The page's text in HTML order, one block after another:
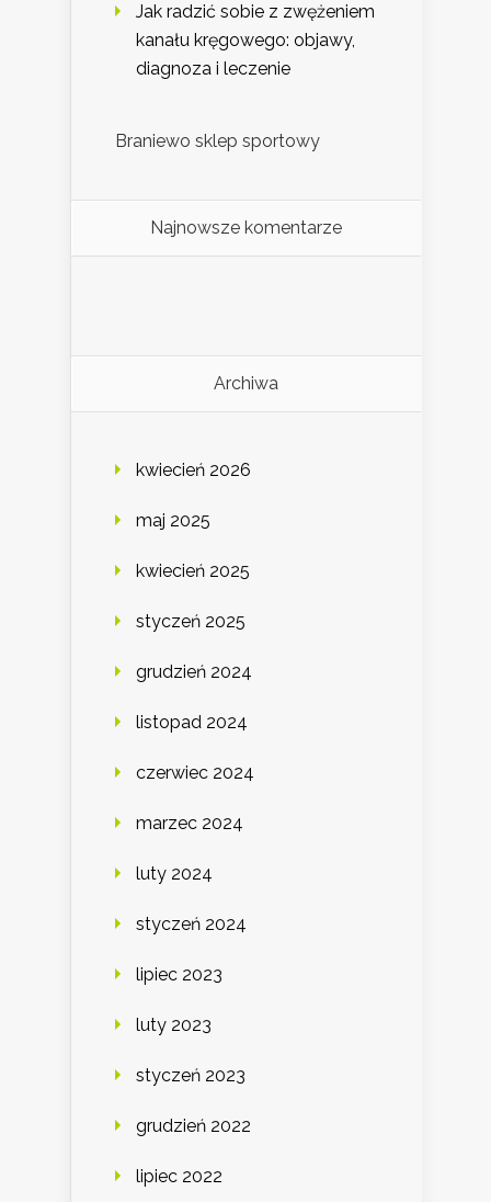
Jak radzić sobie z zwężeniem
kanału kręgowego: objawy,
diagnoza i leczenie
Braniewo sklep sportowy
Najnowsze komentarze
Archiwa
kwiecień 2026
maj 2025
kwiecień 2025
styczeń 2025
grudzień 2024
listopad 2024
czerwiec 2024
marzec 2024
luty 2024
styczeń 2024
lipiec 2023
luty 2023
styczeń 2023
grudzień 2022
lipiec 2022